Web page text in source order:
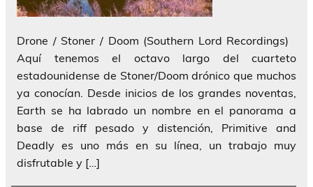
Drone / Stoner / Doom (Southern Lord Recordings)
Aquí tenemos el octavo largo del cuarteto
estadounidense de Stoner/Doom drónico que muchos
ya conocían. Desde inicios de los grandes noventas,
Earth se ha labrado un nombre en el panorama a
base de riff pesado y distención, Primitive and
Deadly es uno más en su línea, un trabajo muy
disfrutable y […]